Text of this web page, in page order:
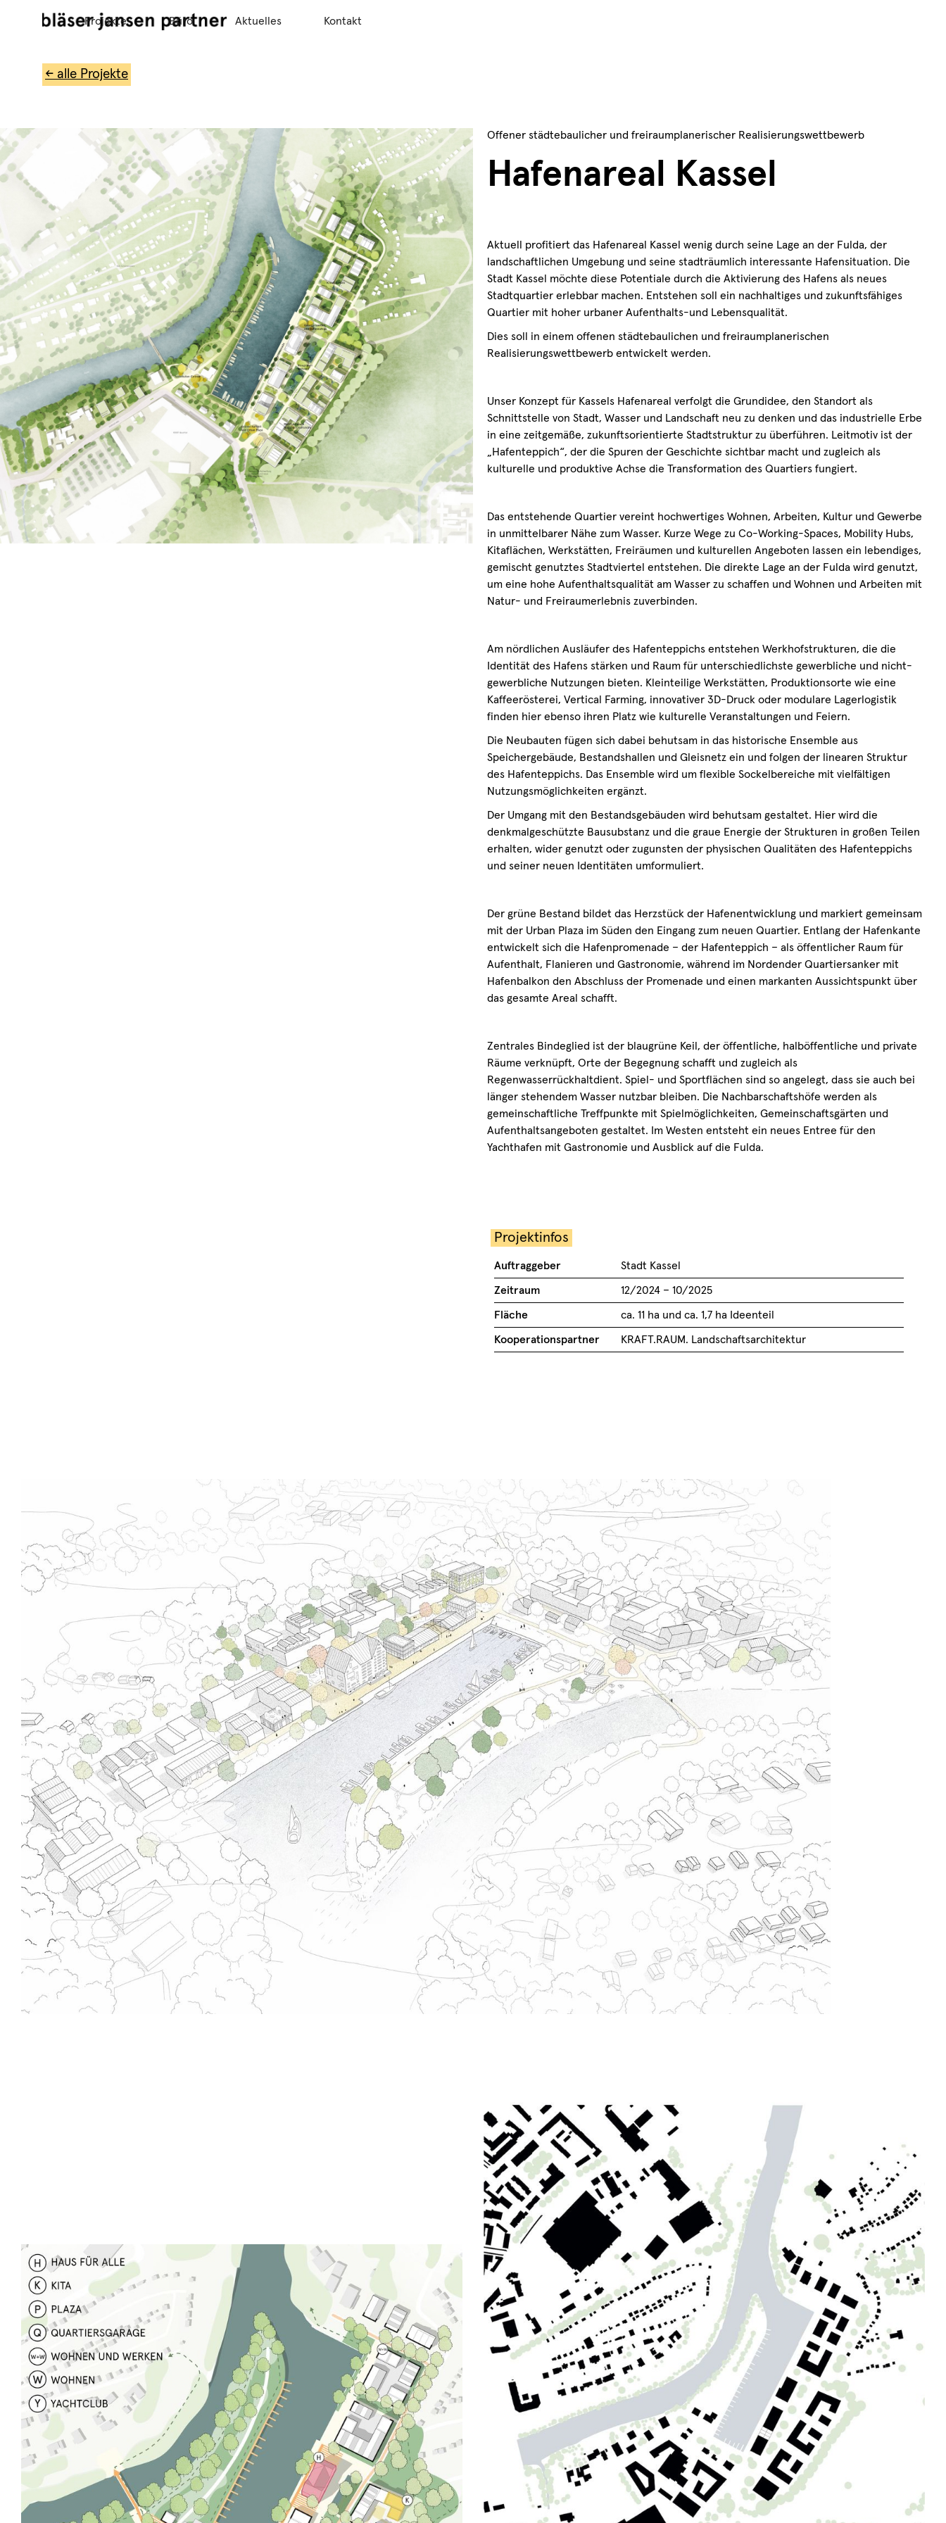
Projekte Büro Aktuelles Kontakt
← alle Projekte
Offener städtebaulicher und freiraumplanerischer Realisierungswettbewerb
Hafenareal Kassel
Aktuell profitiert das Hafenareal Kassel wenig durch seine Lage an der Fulda, der
landschaftlichen Umgebung und seine stadträumlich interessante Hafensituation. Die
Stadt Kassel möchte diese Potentiale durch die Aktivierung des Hafens als neues
Stadtquartier erlebbar machen. Entstehen soll ein nachhaltiges und zukunftsfähiges
Quartier mit hoher urbaner Aufenthalts-und Lebensqualität.
Dies soll in einem offenen städtebaulichen und freiraumplanerischen
Realisierungswettbewerb entwickelt werden.
Unser Konzept für Kassels Hafenareal verfolgt die Grundidee, den Standort als
Schnittstelle von Stadt, Wasser und Landschaft neu zu denken und das industrielle Erbe
in eine zeitgemäße, zukunftsorientierte Stadtstruktur zu überführen. Leitmotiv ist der
„Hafenteppich“, der die Spuren der Geschichte sichtbar macht und zugleich als
kulturelle und produktive Achse die Transformation des Quartiers fungiert.
Das entstehende Quartier vereint hochwertiges Wohnen, Arbeiten, Kultur und Gewerbe
in unmittelbarer Nähe zum Wasser. Kurze Wege zu Co-Working-Spaces, Mobility Hubs,
Kitaflächen, Werkstätten, Freiräumen und kulturellen Angeboten lassen ein lebendiges,
gemischt genutztes Stadtviertel entstehen. Die direkte Lage an der Fulda wird genutzt,
um eine hohe Aufenthaltsqualität am Wasser zu schaffen und Wohnen und Arbeiten mit
Natur- und Freiraumerlebnis zuverbinden.
Am nördlichen Ausläufer des Hafenteppichs entstehen Werkhofstrukturen, die die
Identität des Hafens stärken und Raum für unterschiedlichste gewerbliche und nicht-
gewerbliche Nutzungen bieten. Kleinteilige Werkstätten, Produktionsorte wie eine
Kaffeerösterei, Vertical Farming, innovativer 3D-Druck oder modulare Lagerlogistik
finden hier ebenso ihren Platz wie kulturelle Veranstaltungen und Feiern.
Die Neubauten fügen sich dabei behutsam in das historische Ensemble aus
Speichergebäude, Bestandshallen und Gleisnetz ein und folgen der linearen Struktur
des Hafenteppichs. Das Ensemble wird um flexible Sockelbereiche mit vielfältigen
Nutzungsmöglichkeiten ergänzt.
Der Umgang mit den Bestandsgebäuden wird behutsam gestaltet. Hier wird die
denkmalgeschützte Bausubstanz und die graue Energie der Strukturen in großen Teilen
erhalten, wider genutzt oder zugunsten der physischen Qualitäten des Hafenteppichs
und seiner neuen Identitäten umformuliert.
Der grüne Bestand bildet das Herzstück der Hafenentwicklung und markiert gemeinsam
mit der Urban Plaza im Süden den Eingang zum neuen Quartier. Entlang der Hafenkante
entwickelt sich die Hafenpromenade – der Hafenteppich – als öffentlicher Raum für
Aufenthalt, Flanieren und Gastronomie, während im Nordender Quartiersanker mit
Hafenbalkon den Abschluss der Promenade und einen markanten Aussichtspunkt über
das gesamte Areal schafft.
Zentrales Bindeglied ist der blaugrüne Keil, der öffentliche, halböffentliche und private
Räume verknüpft, Orte der Begegnung schafft und zugleich als
Regenwasserrückhaltdient. Spiel- und Sportflächen sind so angelegt, dass sie auch bei
länger stehendem Wasser nutzbar bleiben. Die Nachbarschaftshöfe werden als
gemeinschaftliche Treffpunkte mit Spielmöglichkeiten, Gemeinschaftsgärten und
Aufenthaltsangeboten gestaltet. Im Westen entsteht ein neues Entree für den
Yachthafen mit Gastronomie und Ausblick auf die Fulda.
Projektinfos
Auftraggeber Stadt Kassel
Zeitraum 12/2024 – 10/2025
Fläche ca. 11 ha und ca. 1,7 ha Ideenteil
Kooperationspartner KRAFT.RAUM. Landschaftsarchitektur